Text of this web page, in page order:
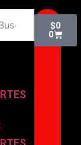
$0
0